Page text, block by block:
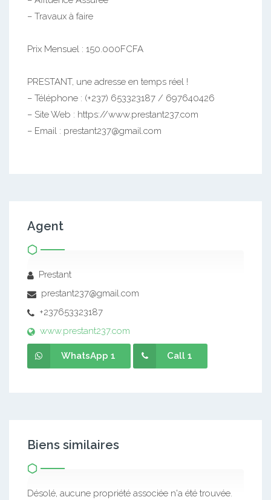
– Travaux à faire
Prix Mensuel : 150.000FCFA
PRESTANT, une adresse en temps réel !
– Téléphone : (+237) 653323187 / 697640426
– Site Web : https://www.prestant237.com
– Email : prestant237@gmail.com
Agent
Prestant
prestant237@gmail.com
+237653323187
www.prestant237.com
WhatsApp 1 Call 1
Biens similaires
Désolé, aucune propriété associée n'a été trouvée.